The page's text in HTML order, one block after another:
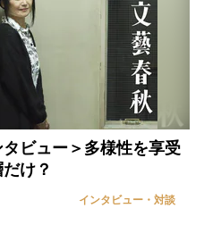
ビュー＞多様性を享受
け？
インタビュー・対談